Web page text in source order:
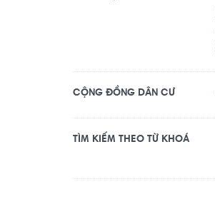
CỘNG ĐỒNG DÂN CƯ
TÌM KIẾM THEO TỪ KHOÁ